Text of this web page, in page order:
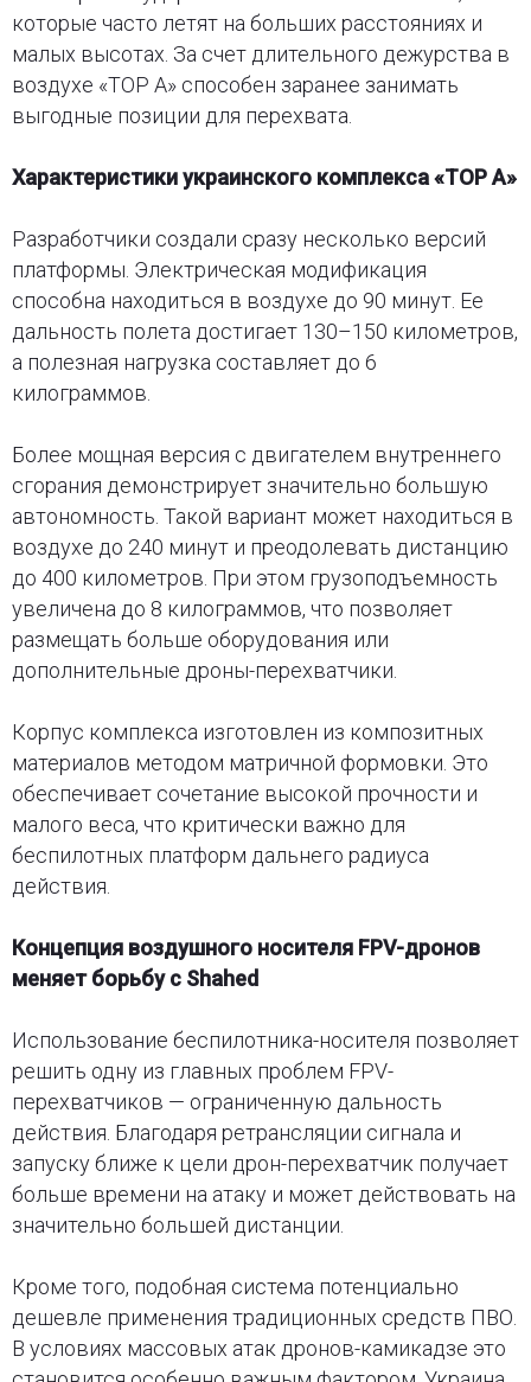
которые часто летят на больших расстояниях и
малых высотах. За счет длительного дежурства в
воздухе «ТОР А» способен заранее занимать
выгодные позиции для перехвата.
Характеристики украинского комплекса «ТОР А»
Разработчики создали сразу несколько версий
платформы. Электрическая модификация
способна находиться в воздухе до 90 минут. Ее
дальность полета достигает 130–150 километров,
а полезная нагрузка составляет до 6
килограммов.
Более мощная версия с двигателем внутреннего
сгорания демонстрирует значительно большую
автономность. Такой вариант может находиться в
воздухе до 240 минут и преодолевать дистанцию
до 400 километров. При этом грузоподъемность
увеличена до 8 килограммов, что позволяет
размещать больше оборудования или
дополнительные дроны-перехватчики.
Корпус комплекса изготовлен из композитных
материалов методом матричной формовки. Это
обеспечивает сочетание высокой прочности и
малого веса, что критически важно для
беспилотных платформ дальнего радиуса
действия.
Концепция воздушного носителя FPV-дронов
меняет борьбу с Shahed
Использование беспилотника-носителя позволяет
решить одну из главных проблем FPV-
перехватчиков — ограниченную дальность
действия. Благодаря ретрансляции сигнала и
запуску ближе к цели дрон-перехватчик получает
больше времени на атаку и может действовать на
значительно большей дистанции.
Кроме того, подобная система потенциально
дешевле применения традиционных средств ПВО.
В условиях массовых атак дронов-камикадзе это